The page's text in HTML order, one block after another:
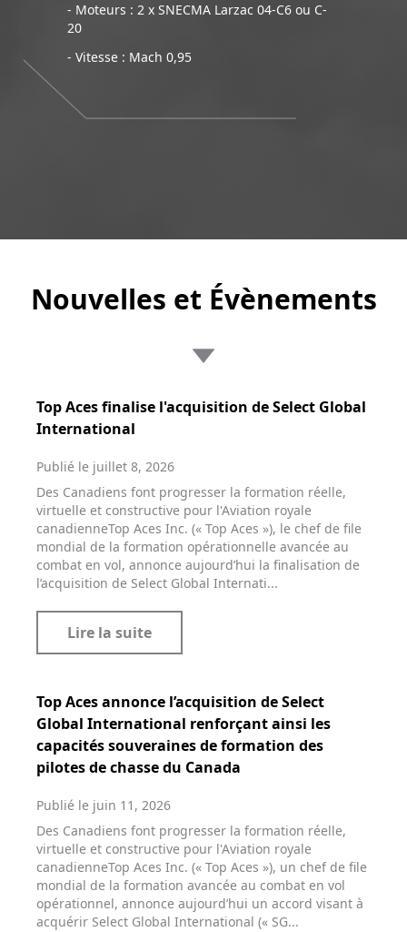
- Moteurs : 2 x SNECMA Larzac 04-C6 ou C-
20
- Vitesse : Mach 0,95
Nouvelles et Évènements
Top Aces finalise l'acquisition de Select Global
International
Publié le juillet 8, 2026
Des Canadiens font progresser la formation réelle,
virtuelle et constructive pour l'Aviation royale
canadienneTop Aces Inc. (« Top Aces »), le chef de file
mondial de la formation opérationnelle avancée au
combat en vol, annonce aujourd’hui la finalisation de
l’acquisition de Select Global Internati...
Lire la suite
Top Aces annonce l’acquisition de Select
Global International renforçant ainsi les
capacités souveraines de formation des
pilotes de chasse du Canada
Publié le juin 11, 2026
Des Canadiens font progresser la formation réelle,
virtuelle et constructive pour l'Aviation royale
canadienneTop Aces Inc. (« Top Aces »), un chef de file
mondial de la formation avancée au combat en vol
opérationnel, annonce aujourd’hui un accord visant à
acquérir Select Global International (« SG...